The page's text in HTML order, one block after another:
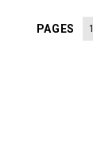
PAGES 1